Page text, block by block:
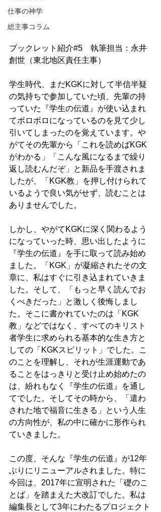
仕事の神学
総主事コラム
ブックレット紹介#5　執筆担当：永井
創世（東北地区責任主事）
学生時代、まだKGKに対して半信半疑
の気持ちで参加していた頃、先輩の持
っていた『学生の伝道』が使い込まれ
てボロボロになっているのを見て少し
引いてしまったのを覚えています。や
がてその先輩から「これを読めばKGK
がわかる」「こんな風になるまで繰り
返し読むんだぞ」と新品を手渡されま
したが、「KGK教」を押し付けられて
いるようで良い気がせず、読むことは
ありませんでした。
しかし、やがてKGKに深く関わるよう
になっていった時、思い出したように
『学生の伝道』を手に取って読み始め
ました。「KGK」が凝縮されたその文
章に、私はすぐに引き込まれていきま
した。そして、「もっと早く読んでお
くべきだった」と激しく後悔しまし
た。そこに書かれていたのは「KGK
教」などではなく、すべてのキリスト
者学生に求められる基本的な生き方と
しての「KGKスピリット」でした。こ
のことを理解し、それが生涯運動であ
ることをはっきりと受け止め始めたの
は、紛れもなく『学生の伝道』を通し
てでした。そしてその時から、「遣わ
された地で福音に生きる」という人生
の方向性が、私の中に確かに形作られ
ていきました。
この度、そんな『学生の伝道』が12年
ぶりにリニューアルされました。特に
今回は、2017年に宣明された「礎のこ
とば」を踏まえた大改訂でした。私は
編集長として3年にわたるプロジェクト